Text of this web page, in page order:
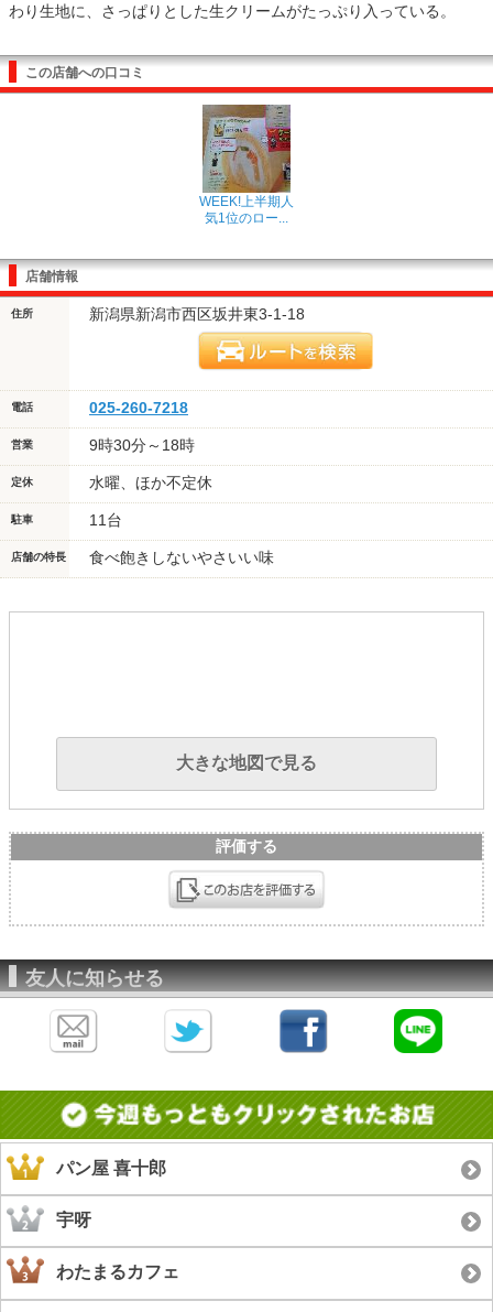
わり生地に、さっぱりとした生クリームがたっぷり入っている。
この店舗への口コミ
WEEK!上半期人
気1位のロー...
店舗情報
住所 新潟県新潟市西区坂井東3-1-18
電話 025-260-7218
営業 9時30分～18時
定休 水曜、ほか不定休
駐車 11台
店舗の特長 食べ飽きしないやさいい味
大きな地図で見る
評価する
友人に知らせる
パン屋 喜十郎
宇呀
わたまるカフェ